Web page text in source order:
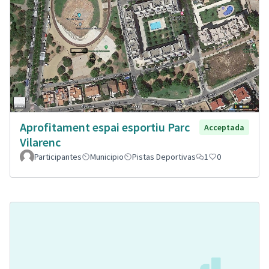
Aprofitament espai esportiu Parc
Vilarenc
Acceptada
Participantes Municipio Pistas Deportivas 1 0